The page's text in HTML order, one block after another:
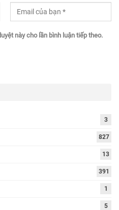
này cho lần bình luận tiếp theo.
3
827
13
391
1
5